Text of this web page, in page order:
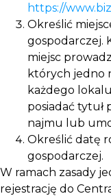
https://
Określić
gospodarczej.
miejsc
których jedno
każdego
posiadać tytuł
najmu lub
Określić datę
gospodarczej.
W ramach zasady
rejestrację do